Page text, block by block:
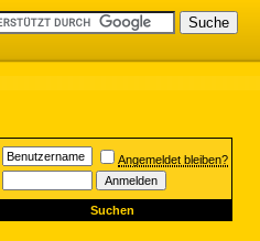
Angemeldet bleiben?
Suchen